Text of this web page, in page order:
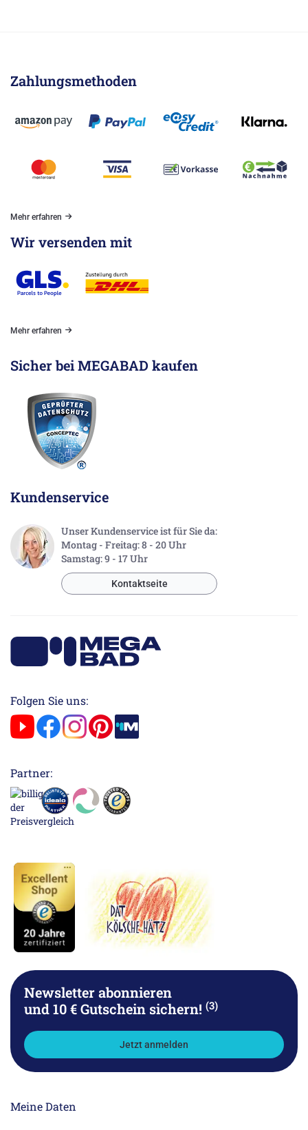
Zahlungsmethoden
Mehr erfahren
Wir versenden mit
Mehr erfahren
Sicher bei MEGABAD kaufen
Kundenservice
Unser Kundenservice ist für Sie da:
Montag - Freitag: 8 - 20 Uhr
Samstag: 9 - 17 Uhr
Kontaktseite
Folgen Sie uns:
Partner:
Newsletter abonnieren
und 10 € Gutschein sichern! (3)
Jetzt anmelden
Meine Daten